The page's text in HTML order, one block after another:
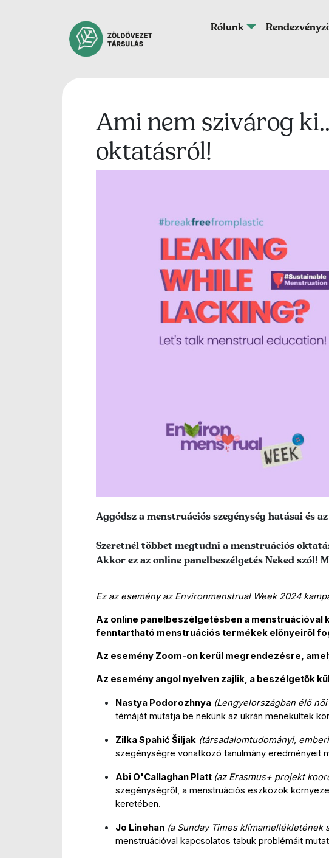
Fő navigáció
Rólunk
Ami nem szivárog
oktatásról!
Lead szöveg
Aggódsz a menstruációs szegénység hatásai és
Szeretnél többet megtudni a menstruációs
Akkor ez az online panelbeszélgetés Neked
Ez az esemény az Environmenstrual Week 2024
Az online panelbeszélgetésben a
fenntartható menstruációs termékek előnyeiről
Az esemény Zoom-on kerül megrendezésre,
Az esemény angol nyelven zajlik, a beszélgetők
Nastya Podorozhnya (Lengyelországban élő
témáját mutatja be nekünk az ukrán menekültek
Zilka Spahić Šiljak (társadalomtudományi,
szegénységre vonatkozó tanulmány eredményeit
Abi O'Callaghan Platt (az Erasmus+ projekt
szegénységről, a menstruációs eszközök
keretében.
Jo Linehan (a Sunday Times klímamellékletének
menstruációval kapcsolatos tabuk problémáit